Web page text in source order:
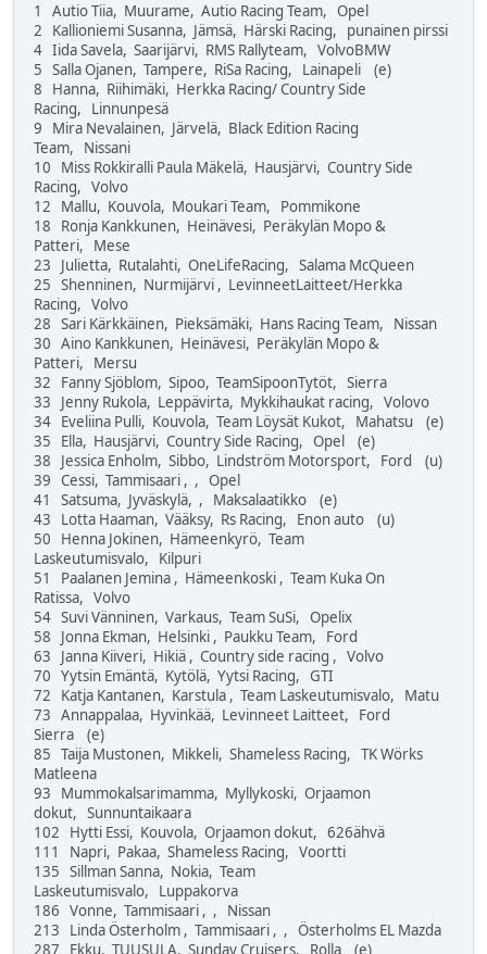
1 Autio Tiia, Muurame, Autio Racing Team, Opel
2 Kallioniemi Susanna, Jämsä, Härski Racing, punainen pirssi
4 Iida Savela, Saarijärvi, RMS Rallyteam, VolvoBMW
5 Salla Ojanen, Tampere, RiSa Racing, Lainapeli (e)
8 Hanna, Riihimäki, Herkka Racing/ Country Side
Racing, Linnunpesä
9 Mira Nevalainen, Järvelä, Black Edition Racing
Team, Nissani
10 Miss Rokkiralli Paula Mäkelä, Hausjärvi, Country Side
Racing, Volvo
12 Mallu, Kouvola, Moukari Team, Pommikone
18 Ronja Kankkunen, Heinävesi, Peräkylän Mopo &
Patteri, Mese
23 Julietta, Rutalahti, OneLifeRacing, Salama McQueen
25 Shenninen, Nurmijärvi , LevinneetLaitteet/Herkka
Racing, Volvo
28 Sari Kärkkäinen, Pieksämäki, Hans Racing Team, Nissan
30 Aino Kankkunen, Heinävesi, Peräkylän Mopo &
Patteri, Mersu
32 Fanny Sjöblom, Sipoo, TeamSipoonTytöt, Sierra
33 Jenny Rukola, Leppävirta, Mykkihaukat racing, Volovo
34 Eveliina Pulli, Kouvola, Team Löysät Kukot, Mahatsu (e)
35 Ella, Hausjärvi, Country Side Racing, Opel (e)
38 Jessica Enholm, Sibbo, Lindström Motorsport, Ford (u)
39 Cessi, Tammisaari , , Opel
41 Satsuma, Jyväskylä, , Maksalaatikko (e)
43 Lotta Haaman, Vääksy, Rs Racing, Enon auto (u)
50 Henna Jokinen, Hämeenkyrö, Team
Laskeutumisvalo, Kilpuri
51 Paalanen Jemina , Hämeenkoski , Team Kuka On
Ratissa, Volvo
54 Suvi Vänninen, Varkaus, Team SuSi, Opelix
58 Jonna Ekman, Helsinki , Paukku Team, Ford
63 Janna Kiiveri, Hikiä , Country side racing , Volvo
70 Yytsin Emäntä, Kytölä, Yytsi Racing, GTI
72 Katja Kantanen, Karstula , Team Laskeutumisvalo, Matu
73 Annappalaa, Hyvinkää, Levinneet Laitteet, Ford
Sierra (e)
85 Taija Mustonen, Mikkeli, Shameless Racing, TK Wörks
Matleena
93 Mummokalsarimamma, Myllykoski, Orjaamon
dokut, Sunnuntaikaara
102 Hytti Essi, Kouvola, Orjaamon dokut, 626ähvä
111 Napri, Pakaa, Shameless Racing, Voortti
135 Sillman Sanna, Nokia, Team
Laskeutumisvalo, Luppakorva
186 Vonne, Tammisaari , , Nissan
213 Linda Österholm , Tammisaari , , Österholms EL Mazda